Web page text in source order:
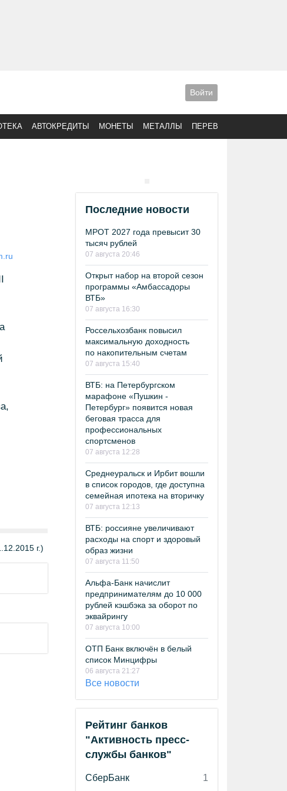
Войти
АВТОКРЕДИТЫ МОНЕТЫ МЕТАЛЛЫ ПЕРЕВОДЫ
г.)
Последние новости
МРОТ 2027 года превысит 30
тысяч рублей
07 августа 20:46
Открыт набор на второй сезон
программы «Амбассадоры
ВТБ»
07 августа 16:30
Россельхозбанк повысил
максимальную доходность
по накопительным счетам
07 августа 15:40
ВТБ: на Петербургском
марафоне «Пушкин -
Петербург» появится новая
беговая трасса для
профессиональных
спортсменов
07 августа 12:28
Среднеуральск и Ирбит вошли
в список городов, где доступна
семейная ипотека на вторичку
07 августа 12:13
ВТБ: россияне увеличивают
расходы на спорт и здоровый
образ жизни
07 августа 11:50
Альфа-Банк начислит
предпринимателям до 10 000
рублей кэшбэка за оборот по
эквайрингу
07 августа 10:00
ОТП Банк включён в белый
список Минцифры
06 августа 21:27
Все новости
Рейтинг банков
"Активность пресс-
службы банков"
СберБанк
1